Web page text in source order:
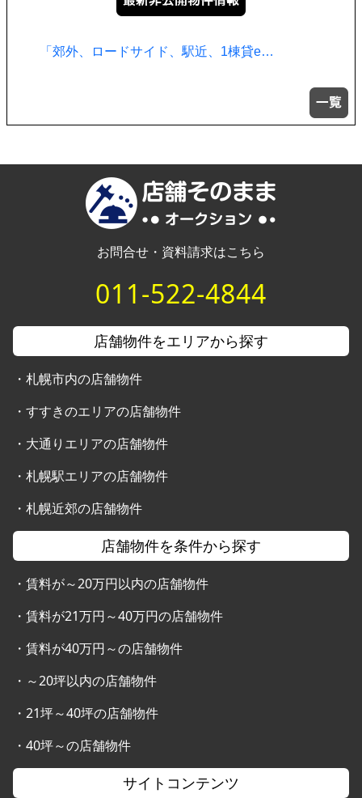
「郊外、ロードサイド、駅近、1棟貸e…
お問合せ・資料請求はこちら
011-522-4844
店舗物件をエリアから探す
・ 札幌市内の店舗物件
・ すすきのエリアの店舗物件
・ 大通りエリアの店舗物件
・ 札幌駅エリアの店舗物件
・ 札幌近郊の店舗物件
店舗物件を条件から探す
・ 賃料が～20万円以内の店舗物件
・ 賃料が21万円～40万円の店舗物件
・ 賃料が40万円～の店舗物件
・ ～20坪以内の店舗物件
・ 21坪～40坪の店舗物件
・ 40坪～の店舗物件
サイトコンテンツ